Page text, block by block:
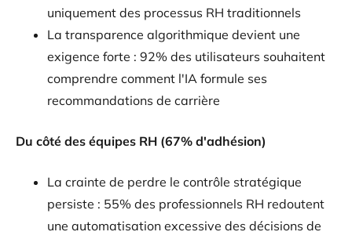
uniquement des processus RH traditionnels
La transparence algorithmique devient une
exigence forte : 92% des utilisateurs souhaitent
comprendre comment l'IA formule ses
recommandations de carrière
Du côté des équipes RH (67% d'adhésion)
La crainte de perdre le contrôle stratégique
persiste : 55% des professionnels RH redoutent
une automatisation excessive des décisions de